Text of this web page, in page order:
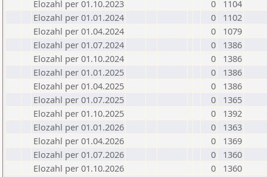
Elozahl per 01.10.2023
0
1104
Elozahl per 01.01.2024
0
1102
Elozahl per 01.04.2024
0
1079
Elozahl per 01.07.2024
0
1386
Elozahl per 01.10.2024
0
1386
Elozahl per 01.01.2025
0
1386
Elozahl per 01.04.2025
0
1386
Elozahl per 01.07.2025
0
1365
Elozahl per 01.10.2025
0
1392
Elozahl per 01.01.2026
0
1363
Elozahl per 01.04.2026
0
1369
Elozahl per 01.07.2026
0
1360
Elozahl per 01.10.2026
0 1360